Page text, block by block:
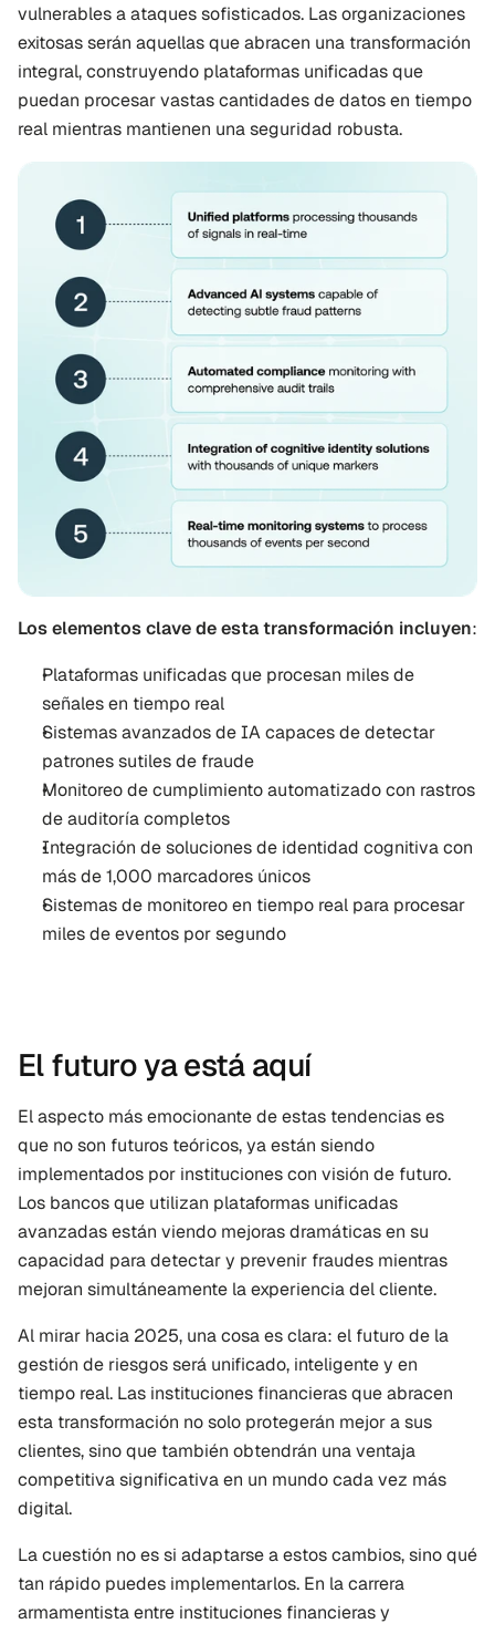
vulnerables a ataques sofisticados. Las organizaciones
exitosas serán aquellas que abracen una transformación
integral, construyendo plataformas unificadas que
puedan procesar vastas cantidades de datos en tiempo
real mientras mantienen una seguridad robusta.
Los elementos clave de esta transformación incluyen:
Plataformas unificadas que procesan miles de
señales en tiempo real
Sistemas avanzados de IA capaces de detectar
patrones sutiles de fraude
Monitoreo de cumplimiento automatizado con rastros
de auditoría completos
Integración de soluciones de identidad cognitiva con
más de 1,000 marcadores únicos
Sistemas de monitoreo en tiempo real para procesar
miles de eventos por segundo
El futuro ya está aquí
El aspecto más emocionante de estas tendencias es
que no son futuros teóricos, ya están siendo
implementados por instituciones con visión de futuro.
Los bancos que utilizan plataformas unificadas
avanzadas están viendo mejoras dramáticas en su
capacidad para detectar y prevenir fraudes mientras
mejoran simultáneamente la experiencia del cliente.
Al mirar hacia 2025, una cosa es clara: el futuro de la
gestión de riesgos será unificado, inteligente y en
tiempo real. Las instituciones financieras que abracen
esta transformación no solo protegerán mejor a sus
clientes, sino que también obtendrán una ventaja
competitiva significativa en un mundo cada vez más
digital.
La cuestión no es si adaptarse a estos cambios, sino qué
tan rápido puedes implementarlos. En la carrera
armamentista entre instituciones financieras y